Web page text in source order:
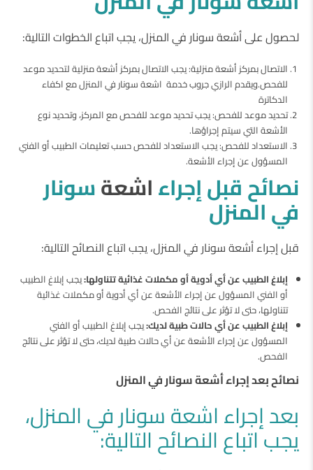
لحصول على أشعة سونار في المنزل، يجب اتباع الخطوات التالية:
الاتصال بمركز أشعة منزلية: يجب الاتصال بمركز أشعة منزلية لتحديد موعد
للفحص.ويقدم الرازي جروب خدمة اشعة سونار في المنزل مع اكفاء
الدكاترة
تحديد موعد للفحص: يجب تحديد موعد للفحص مع المركز، وتحديد نوع
الأشعة التي سيتم إجراؤها.
الاستعداد للفحص: يجب الاستعداد للفحص حسب تعليمات الطبيب أو الفني
المسؤول عن إجراء الأشعة.
نصائح قبل إجراءاشعةسونار
في المنزل
قبل إجراء أشعة سونار في المنزل، يجب اتباع النصائح التالية:
إبلاغ الطبيب عن أي أدوية أو مكملات غذائية تتناولها:يجب إبلاغ الطبيب
أو الفني المسؤول عن إجراء الأشعة عن أي أدوية أو مكملات غذائية
تتناولها، حتى لا تؤثر على نتائج الفحص.
إبلاغ الطبيب عن أي حالات طبية لديك:يجب إبلاغ الطبيب أو الفني
المسؤول عن إجراء الأشعة عن أي حالات طبية لديك، حتى لا تؤثر على نتائج
الفحص.
نصائح بعد إجراء أشعة سونار في المنزل
بعد إجراء اشعة سونار في المنزل،
يجب اتباع النصائح التالية: